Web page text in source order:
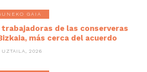
GAIA
trabajadoras de las conserveras
más cerca del acuerdo
UZTAILA, 2026